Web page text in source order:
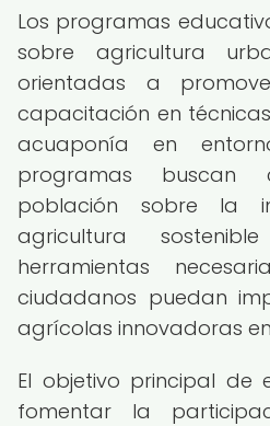
Los programas
sobre agricultura
orientadas a
capacitación en
acuaponía en
programas buscan
población sobre la
agricultura
herramientas
ciudadanos puedan
agrícolas innovadoras
El objetivo principal de
fomentar la